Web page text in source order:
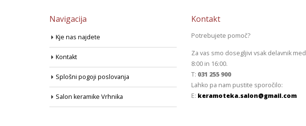
Navigacija
Kje nas najdete
Kontakt
Splošni pogoji poslovanja
Salon keramike Vrhnika
Kontakt
Potrebujete pomoč?
Za vas smo dosegljivi vsak delavnik med
8:00 in 16:00.
T: 031 255 900
Lahko pa nam pustite sporočilo:
E: keramoteka.salon@gmail.com